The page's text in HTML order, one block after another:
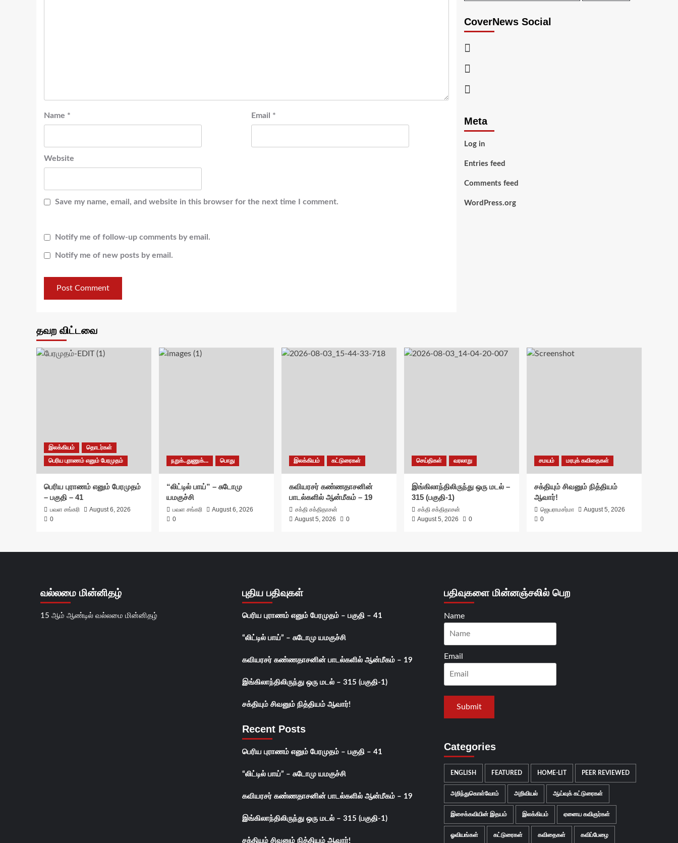
Name * Email *
Website
Save my name, email, and website in this browser for the next time I comment.
Notify me of follow-up comments by email.
Notify me of new posts by email.
CoverNews Social
Meta
Log in
Entries feed
Comments feed
WordPress.org
தவற விட்டவை
இலக்கியம்
தொடர்கள்
பெரிய புராணம் எனும் பேரமுதம்
பெரிய புராணம் எனும் பேரமுதம்
– பகுதி – 41
பவள சங்கரி
August 6, 2026
0
நறுக்..துணுக்... பொது
“லிட்டில் பாய்” – சுடோமு
யமகுச்சி
பவள சங்கரி
August 6, 2026
0
இலக்கியம் கட்டுரைகள்
கவியரசர் கண்ணதாசனின்
பாடல்களில் ஆன்மீகம் – 19
சக்தி சக்திதாசன்
August 5, 2026
0
செய்திகள் வரலாறு
இங்கிலாந்திலிருந்து ஒரு மடல் –
315 (பகுதி-1)
சக்தி சக்திதாசன்
August 5, 2026
0
சமயம் மரபுக் கவிதைகள்
சக்தியும் சிவனும் நித்தியம்
ஆவார்!
ஜெயராமசர்மா
August 5, 2026
0
வல்லமை மின்னிதழ்
15 ஆம் ஆண்டில் வல்லமை மின்னிதழ்
புதிய பதிவுகள்
பெரிய புராணம் எனும் பேரமுதம் – பகுதி – 41
“லிட்டில் பாய்” – சுடோமு யமகுச்சி
கவியரசர் கண்ணதாசனின் பாடல்களில் ஆன்மீகம் – 19
இங்கிலாந்திலிருந்து ஒரு மடல் – 315 (பகுதி-1)
சக்தியும் சிவனும் நித்தியம் ஆவார்!
Recent Posts
பெரிய புராணம் எனும் பேரமுதம் – பகுதி – 41
“லிட்டில் பாய்” – சுடோமு யமகுச்சி
கவியரசர் கண்ணதாசனின் பாடல்களில் ஆன்மீகம் – 19
இங்கிலாந்திலிருந்து ஒரு மடல் – 315 (பகுதி-1)
சக்தியும் சிவனும் நித்தியம் ஆவார்!
பதிவுகளை மின்னஞ்சலில் பெற
Name
Email
Categories
ENGLISH FEATURED HOME-LIT PEER REVIEWED
அறிந்துகொள்வோம் அறிவியல் ஆய்வுக் கட்டுரைகள்
இசைக்கவியின் இதயம் இலக்கியம் ஏனைய கவிஞர்கள்
ஓவியங்கள் கட்டுரைகள் கவிதைகள் கவிப்பேழை